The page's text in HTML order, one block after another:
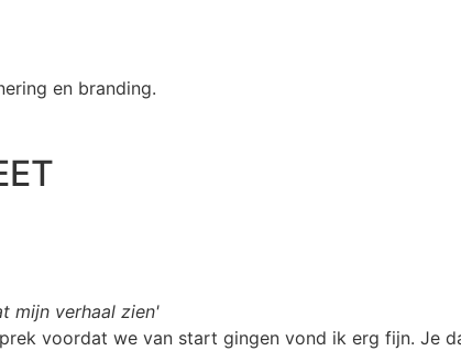
en branding.
mijn verhaal zien'
voordat we van start gingen vond ik erg fijn.